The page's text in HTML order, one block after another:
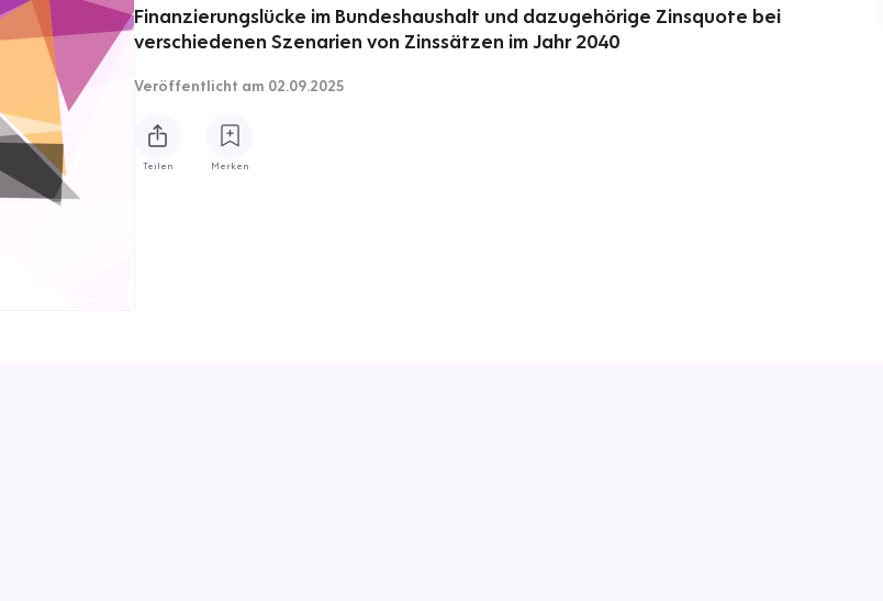
Finanzierungslücke im Bundeshaushalt und dazugehörige Zinsquote bei
verschiedenen Szenarien von Zinssätzen im Jahr 2040
Veröffentlicht am 02.09.2025
Teilen Merken